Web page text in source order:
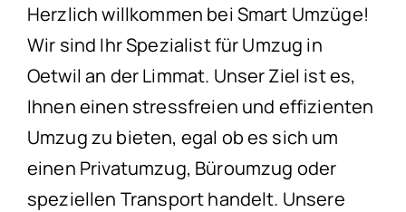
Herzlich willkommen bei Smart Umzüge!
Wir sind Ihr Spezialist für Umzug in
Oetwil an der Limmat. Unser Ziel ist es,
Ihnen einen stressfreien und effizienten
Umzug zu bieten, egal ob es sich um
einen Privatumzug, Büroumzug oder
speziellen Transport handelt. Unsere